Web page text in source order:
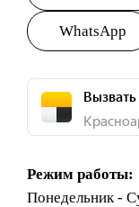
WhatsApp
Режим работы:
Понедельник -